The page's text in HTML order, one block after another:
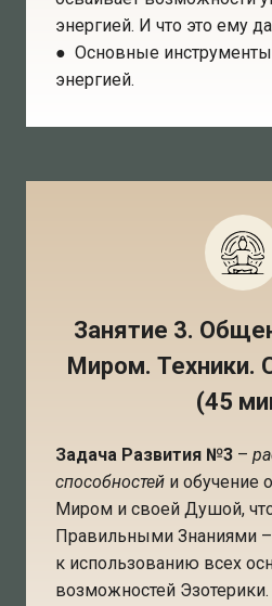
энергией. И что это ему
● Основные
энергией.
Занятие 3.
Миром. Техники.
(45
Задача Развития №3 –
способностей и обучение
Миром и своей Душой,
Правильными Знаниями
к использованию всех
возможностей Эзотерики.